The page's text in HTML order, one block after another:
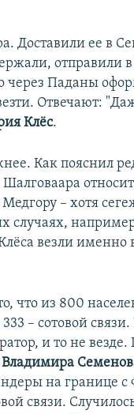
Доставили ее в
отправили
через Паданы
Отвечают:
Клёс.
Как пояснил
– хотя
случаях,
везли именно
что из 800
– сотовой
и то не везде.
на границе
связи.